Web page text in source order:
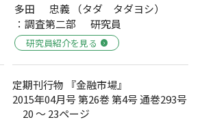
多田 忠義 （タダ タダヨシ）
：調査第二部 研究員
研究員紹介を見る
定期刊行物 『金融市場』
2015年04月号 第26巻 第4号 通巻293号
20 ～ 23ページ